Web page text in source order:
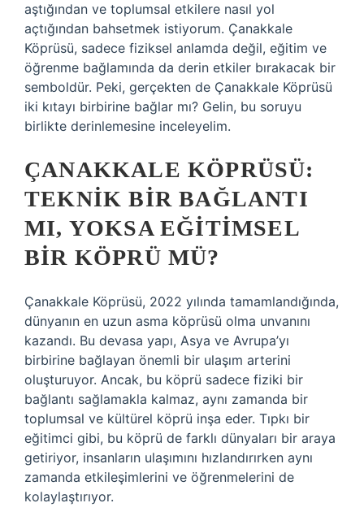
aştığından ve toplumsal etkilere nasıl yol
açtığından bahsetmek istiyorum. Çanakkale
Köprüsü, sadece fiziksel anlamda değil, eğitim ve
öğrenme bağlamında da derin etkiler bırakacak bir
semboldür. Peki, gerçekten de Çanakkale Köprüsü
iki kıtayı birbirine bağlar mı? Gelin, bu soruyu
birlikte derinlemesine inceleyelim.
ÇANAKKALE KÖPRÜSÜ:
TEKNIK BIR BAĞLANTI
MI, YOKSA EĞITIMSEL
BIR KÖPRÜ MÜ?
Çanakkale Köprüsü, 2022 yılında tamamlandığında,
dünyanın en uzun asma köprüsü olma unvanını
kazandı. Bu devasa yapı, Asya ve Avrupa’yı
birbirine bağlayan önemli bir ulaşım arterini
oluşturuyor. Ancak, bu köprü sadece fiziki bir
bağlantı sağlamakla kalmaz, aynı zamanda bir
toplumsal ve kültürel köprü inşa eder. Tıpkı bir
eğitimci gibi, bu köprü de farklı dünyaları bir araya
getiriyor, insanların ulaşımını hızlandırırken aynı
zamanda etkileşimlerini ve öğrenmelerini de
kolaylaştırıyor.